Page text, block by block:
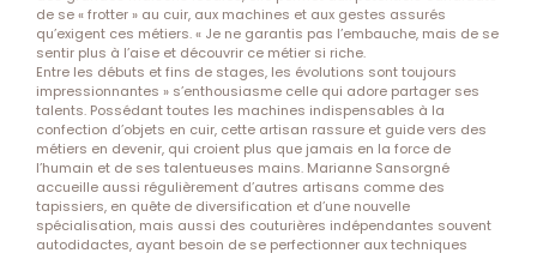
de se « frotter » au cuir, aux machines et aux gestes assurés
qu’exigent ces métiers. « Je ne garantis pas l’embauche, mais de se
sentir plus à l’aise et découvrir ce métier si riche.
Entre les débuts et fins de stages, les évolutions sont toujours
impressionnantes » s’enthousiasme celle qui adore partager ses
talents. Possédant toutes les machines indispensables à la
confection d’objets en cuir, cette artisan rassure et guide vers des
métiers en devenir, qui croient plus que jamais en la force de
l’humain et de ses talentueuses mains. Marianne Sansorgné
accueille aussi régulièrement d’autres artisans comme des
tapissiers, en quête de diversification et d’une nouvelle
spécialisation, mais aussi des couturières indépendantes souvent
autodidactes, ayant besoin de se perfectionner aux techniques